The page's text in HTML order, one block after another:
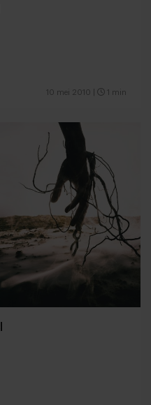
10 mei 2010 1 min